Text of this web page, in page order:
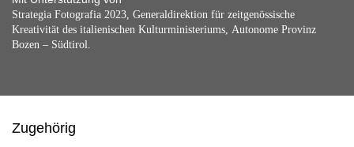
Strategia Fotografia 2023, Generaldirektion für zeitgenössische
Kreativität des italienischen Kulturministeriums, Autonome Provinz
Bozen – Südtirol.
Zugehörig